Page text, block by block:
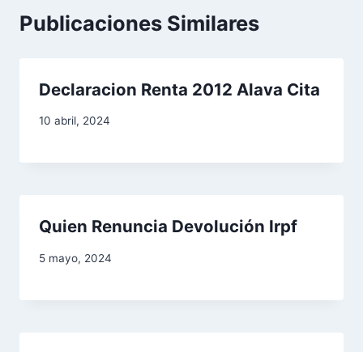
a
n
n
Publicaciones Similares
Declaracion Renta 2012 Alava Cita
10 abril, 2024
Quien Renuncia Devolución Irpf
5 mayo, 2024